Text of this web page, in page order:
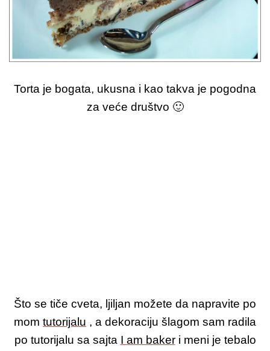
Torta je bogata, ukusna i kao takva je pogodna
za veće društvo 🙂
Što se tiče cveta, ljiljan možete da napravite po
mom tutorijalu , a dekoraciju šlagom sam radila
po tutorijalu sa sajta I am bakeri meni je tebalo